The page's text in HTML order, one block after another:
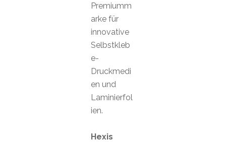
Premiumm
arke für
innovative
Selbstkleb
e-
Druckmedi
en und
Laminierfol
ien.
Hexis